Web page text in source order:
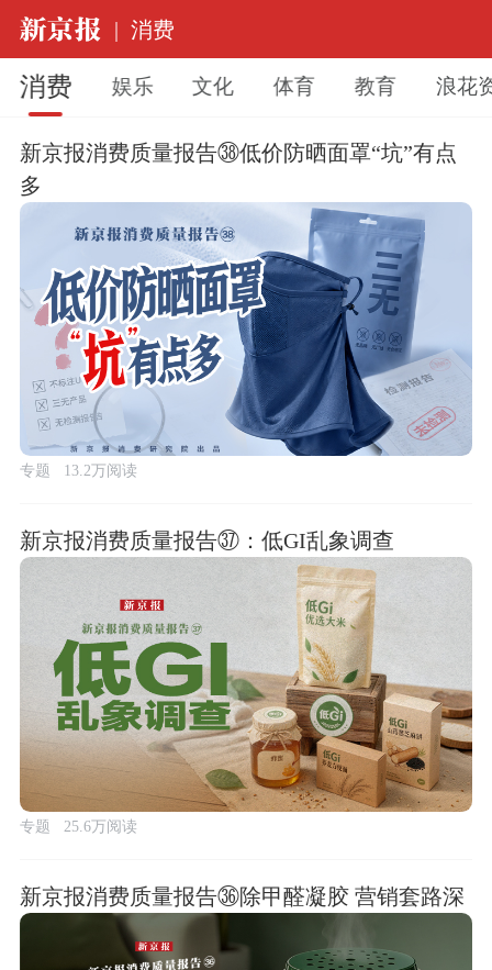
| 消费
消费 娱乐 文化 体育 教育 浪花
新京报消费质量报告㊳低价防晒面罩“坑”有点
多
专题 13.2万阅读
新京报消费质量报告㊲：低GI乱象调查
专题 25.6万阅读
新京报消费质量报告㊱除甲醛凝胶 营销套路深